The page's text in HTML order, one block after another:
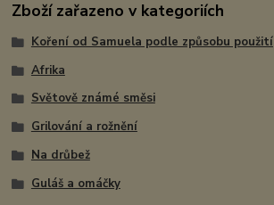
Zboží zařazeno v kategoriích
Koření od Samuela podle způsobu použití
Afrika
Světově známé směsi
Grilování a rožnění
Na drůbež
Guláš a omáčky